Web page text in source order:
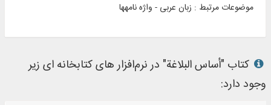
موضوعات مرتبط : زبان عربی - واژه نامه‎ها
کتاب "أساس البلاغة" در نرم‌افزار های کتابخانه ای زیر
وجود دارد: